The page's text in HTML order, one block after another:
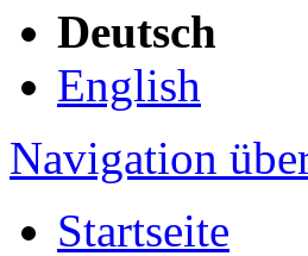
Deutsch
English
Navigation
Startseite